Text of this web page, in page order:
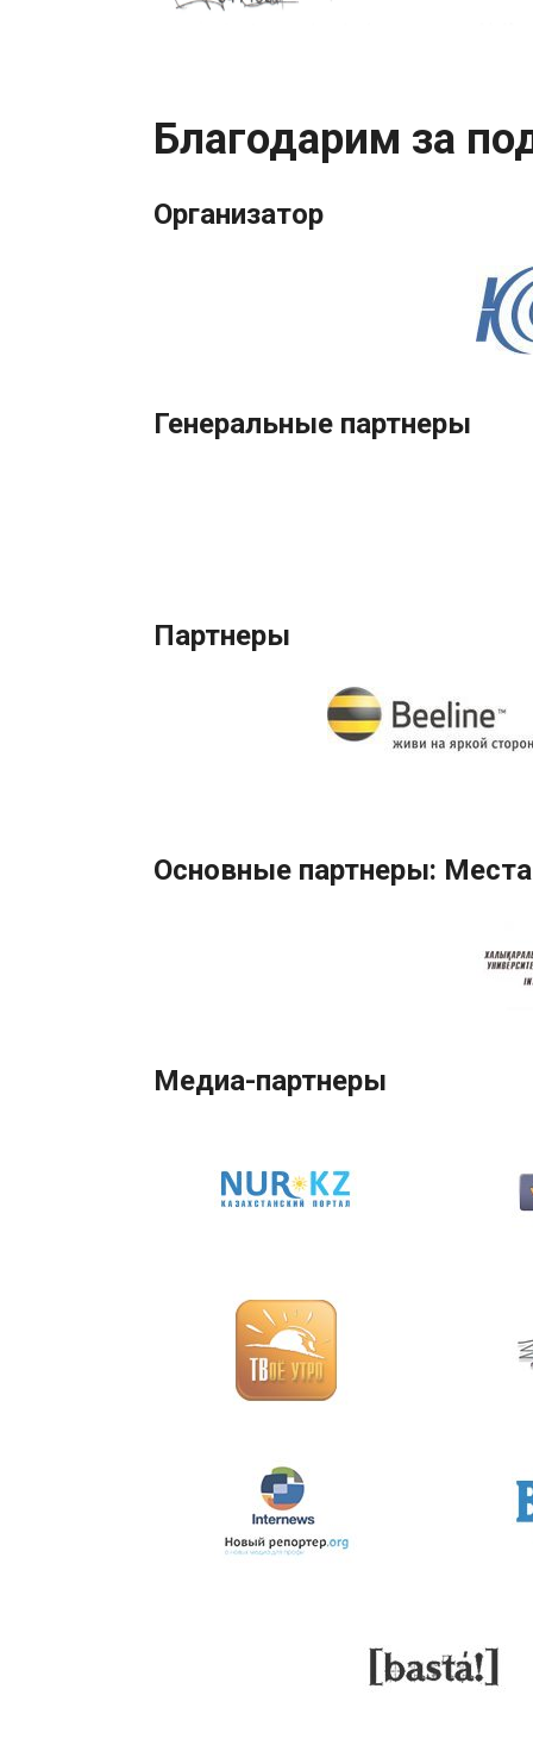
Благодарим за
Организатор
Генеральные партнеры
Партнеры
Основные партнеры:
Медиа-партнеры